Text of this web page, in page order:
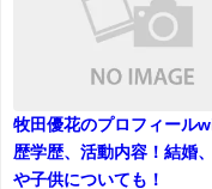
牧田優花のプロフィール
歴学歴、活動内容！結婚
や子供についても！